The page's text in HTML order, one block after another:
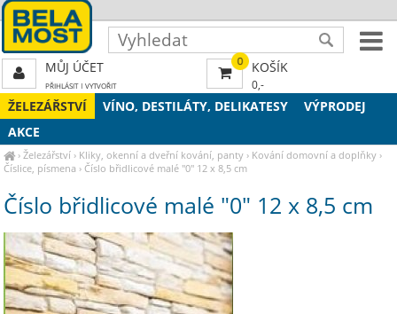
ŽELEZÁŘSTVÍ VÍNO, DESTILÁTY, DELIKATESY
VÝPRODEJ
AKCE
›Železářství › Kliky, okenní a dveřní kování, panty › Kování domovní a doplňky ›
Číslice, písmena ›Číslo břidlicové malé "0" 12 x 8,5 cm
Číslo břidlicové malé "0" 12 x 8,5 cm
0 KOŠÍK
0,-
MŮJ ÚČET
PŘIHLÁSIT| VYTVOŘIT